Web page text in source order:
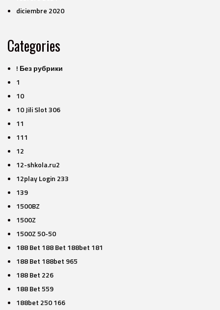
diciembre 2020
Categories
! Без рубрики
1
10
10 Jili Slot 306
11
111
12
12-shkola.ru2
12play Login 233
139
1500BZ
1500Z
1500Z 50-50
188 Bet 188 Bet 188bet 181
188 Bet 188bet 965
188 Bet 226
188 Bet 559
188bet 250 166